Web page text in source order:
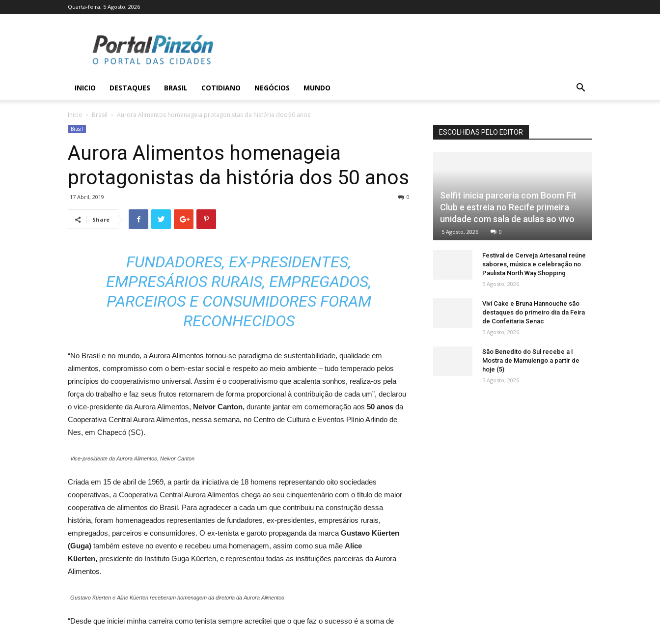
Quarta-feira, 5 Agosto, 2026
Pinzón
INICIO DESTAQUES BRASIL COTIDIANO NEGÓCIOS MUNDO
Inicio Brasil Aurora Alimentos homenageia protagonistas da história dos 50 anos
Brasil
Aurora Alimentos homenageia
protagonistas da história dos 50 anos
17 Abril, 2019 0
Share
FUNDADORES, EX-PRESIDENTES,
EMPRESÁRIOS RURAIS, EMPREGADOS,
PARCEIROS E CONSUMIDORES FORAM
RECONHECIDOS
“No Brasil e no mundo, a Aurora Alimentos tornou-se paradigma de sustentabilidade, qualidade em
alimentos, compromisso com o bem-estar social e respeito ao meio ambiente – tudo temperado pelos
princípios do cooperativismo universal. Assim é o cooperativismo que acalenta sonhos, realiza-os pela
força do trabalho e faz seus frutos retornarem de forma proporcional à contribuição de cada um”, declarou
o vice-presidente da Aurora Alimentos, Neivor Canton, durante jantar em comemoração aos 50 anos da
Cooperativa Central Aurora Alimentos, nessa semana, no Centro de Cultura e Eventos Plínio Arlindo de
Nes, em Chapecó (SC).
Vice-presidente da Aurora Alimentos, Neivor Canton
Criada em 15 de abril de 1969, a partir da iniciativa de 18 homens representando oito sociedades
cooperativas, a Cooperativa Central Aurora Alimentos chega ao seu cinquentenário com o título de maior
cooperativa de alimentos do Brasil. Para agradecer a cada um que contribuiu na construção dessa
história, foram homenageados representantes de fundadores, ex-presidentes, empresários rurais,
empregados, parceiros e consumidores. O ex-tenista e garoto propaganda da marca Gustavo Küerten
(Guga) também esteve no evento e recebeu uma homenagem, assim como sua mãe Alice
Küerten, presidente do Instituto Guga Küerten, e representou todas as instituições parceiras da Aurora
Alimentos.
Gustavo Küerten e Aline Küerten receberam homenagem da diretoria da Aurora Alimentos
“Desde que iniciei minha carreira como tenista sempre acreditei que o que faz o sucesso é a soma de
ESCOLHIDAS PELO EDITOR
Selfit inicia parceria com Boom Fit
Club e estreia no Recife primeira
unidade com sala de aulas ao vivo
5 Agosto, 2026 0
Festival de Cerveja Artesanal reúne
sabores, música e celebração no
Paulista North Way Shopping
5 Agosto, 2026
Vivi Cake e Bruna Hannouche são
destaques do primeiro dia da Feira
de Confeitaria Senac
5 Agosto, 2026
São Benedito do Sul recebe a I
Mostra de Mamulengo a partir de
hoje (5)
5 Agosto, 2026